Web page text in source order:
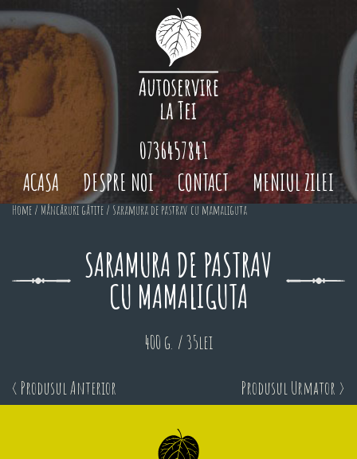
ACASA DESPRE NOI CONTACT MENIUL ZILEI
0736457841
Home / Mâncăruri gătite / Saramura de pastrav cu mamaliguta
SARAMURA DE PASTRAV
CU MAMALIGUTA
400 g. / 35lei
< Produsul Anterior Produsul Urmator >